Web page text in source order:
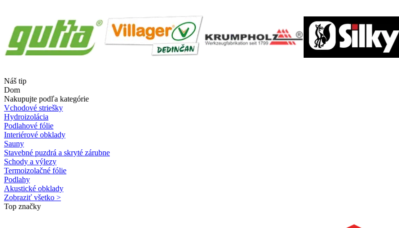
Náš tip
Dom
Nakupujte podľa kategórie
Vchodové striešky
Hydroizolácia
Podlahové fólie
Interiérové obklady
Sauny
Stavebné puzdrá a skryté zárubne
Schody a výlezy
Termoizolačné fólie
Podlahy
Akustické obklady
Zobraziť všetko >
Top značky